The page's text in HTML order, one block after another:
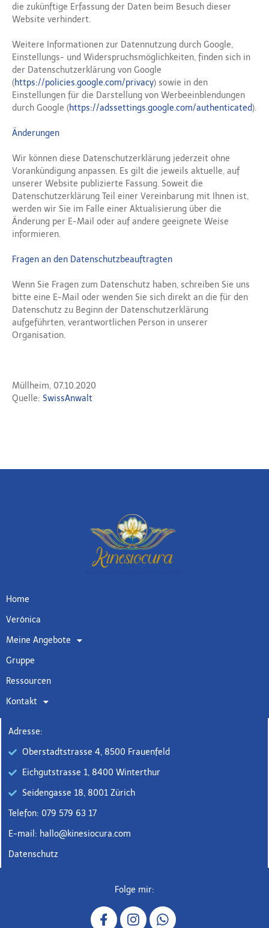
die zukünftige Erfassung der Daten beim Besuch dieser
Website verhindert.
Weitere Informationen zur Datennutzung durch Google,
Einstellungs- und Widerspruchsmöglichkeiten, finden sich in
der Datenschutzerklärung von Google
(https://policies.google.com/privacy) sowie in den
Einstellungen für die Darstellung von Werbeeinblendungen
durch Google (https://adssettings.google.com/authenticated).
Änderungen
Wir können diese Datenschutzerklärung jederzeit ohne
Vorankündigung anpassen. Es gilt die jeweils aktuelle, auf
unserer Website publizierte Fassung. Soweit die
Datenschutzerklärung Teil einer Vereinbarung mit Ihnen ist,
werden wir Sie im Falle einer Aktualisierung über die
Änderung per E-Mail oder auf andere geeignete Weise
informieren.
Fragen an den Datenschutzbeauftragten
Wenn Sie Fragen zum Datenschutz haben, schreiben Sie uns
bitte eine E-Mail oder wenden Sie sich direkt an die für den
Datenschutz zu Beginn der Datenschutzerklärung
aufgeführten, verantwortlichen Person in unserer
Organisation.
Müllheim, 07.10.2020
Quelle: SwissAnwalt
Home
Verónica
Meine Angebote
Gruppe
Ressourcen
Kontakt
Adresse:
Oberstadtstrasse 4, 8500 Frauenfeld
Eichgutstrasse 1, 8400 Winterthur
Seidengasse 18, 8001 Zürich
Telefon: 079 579 63 17
E-mail: hallo@kinesiocura.com
Datenschutz
Folge mir: